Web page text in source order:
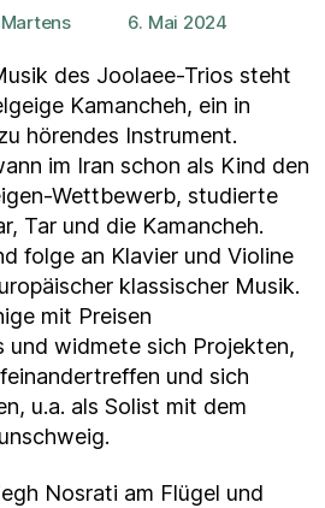
Veröffentlichungsdatum
6. Mai 2024
des Joolaee-Trios steht
Kamancheh, ein in
hörendes Instrument.
im Iran schon als Kind den
Wettbewerb, studierte
Tar und die Kamancheh.
folge an Klavier und Violine
klassischer Musik.
mit Preisen
und widmete sich Projekten,
und sich
u.a. als Solist mit dem
Nosrati am Flügel und